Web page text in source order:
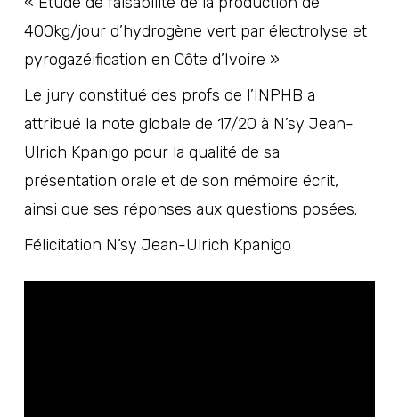
400kg/jour d’hydrogène vert par électrolyse et
pyrogazéification en Côte d’Ivoire »
Le jury constitué des profs de l’INPHB a
attribué la note globale de 17/20 à N’sy Jean-
Ulrich Kpanigo pour la qualité de sa
présentation orale et de son mémoire écrit,
ainsi que ses réponses aux questions posées.
Félicitation N’sy Jean-Ulrich Kpanigo